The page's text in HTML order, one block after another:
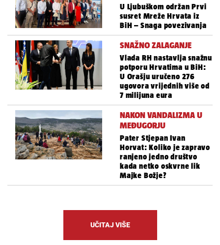
U Ljubuškom održan Prvi
susret Mreže Hrvata iz
BiH – Snaga povezivanja
SNAŽNO ZALAGANJE
Vlada RH nastavlja snažnu
potporu Hrvatima u BiH:
U Orašju uručeno 276
ugovora vrijednih više od
7 milijuna eura
NAKON VANDALIZMA U
MEĐUGORJU
Pater Stjepan Ivan
Horvat: Koliko je zapravo
ranjeno jedno društvo
kada netko oskvrne lik
Majke Božje?
UČITAJ VIŠE